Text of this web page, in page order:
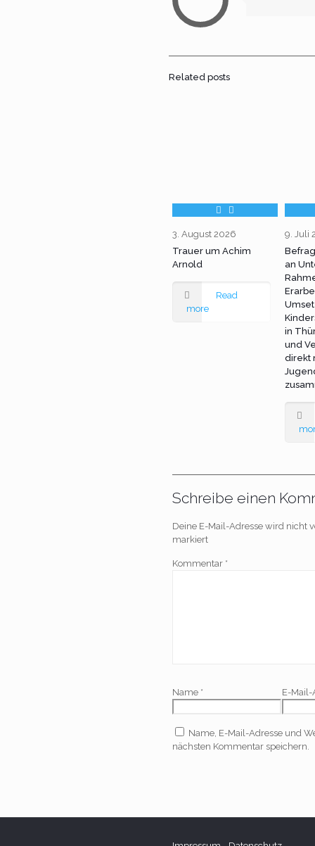
Related posts
3. August 2026
Trauer um Achim
Arnold
Read
more
9. Juli
an
in
und
direkt
Schreibe einen
Deine E-Mail-Adresse wird nicht
markiert
Kommentar *
Name * E-
Name, E-Mail-Adresse und
nächsten Kommentar speichern.